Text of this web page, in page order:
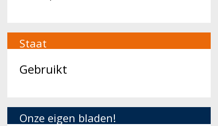
Staat
Gebruikt
Onze eigen bladen!